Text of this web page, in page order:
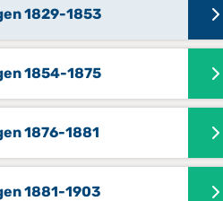
1829-1853
1854-1875
1876-1881
1881-1903